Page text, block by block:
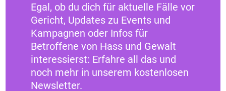
Tipps & Tricks
Egal, ob du dich für aktuelle Fälle vor
Gericht, Updates zu Events und
Kampagnen oder Infos für
Betroffene von Hass und Gewalt
interessierst: Erfahre all das und
noch mehr in unserem kostenlosen
Newsletter.